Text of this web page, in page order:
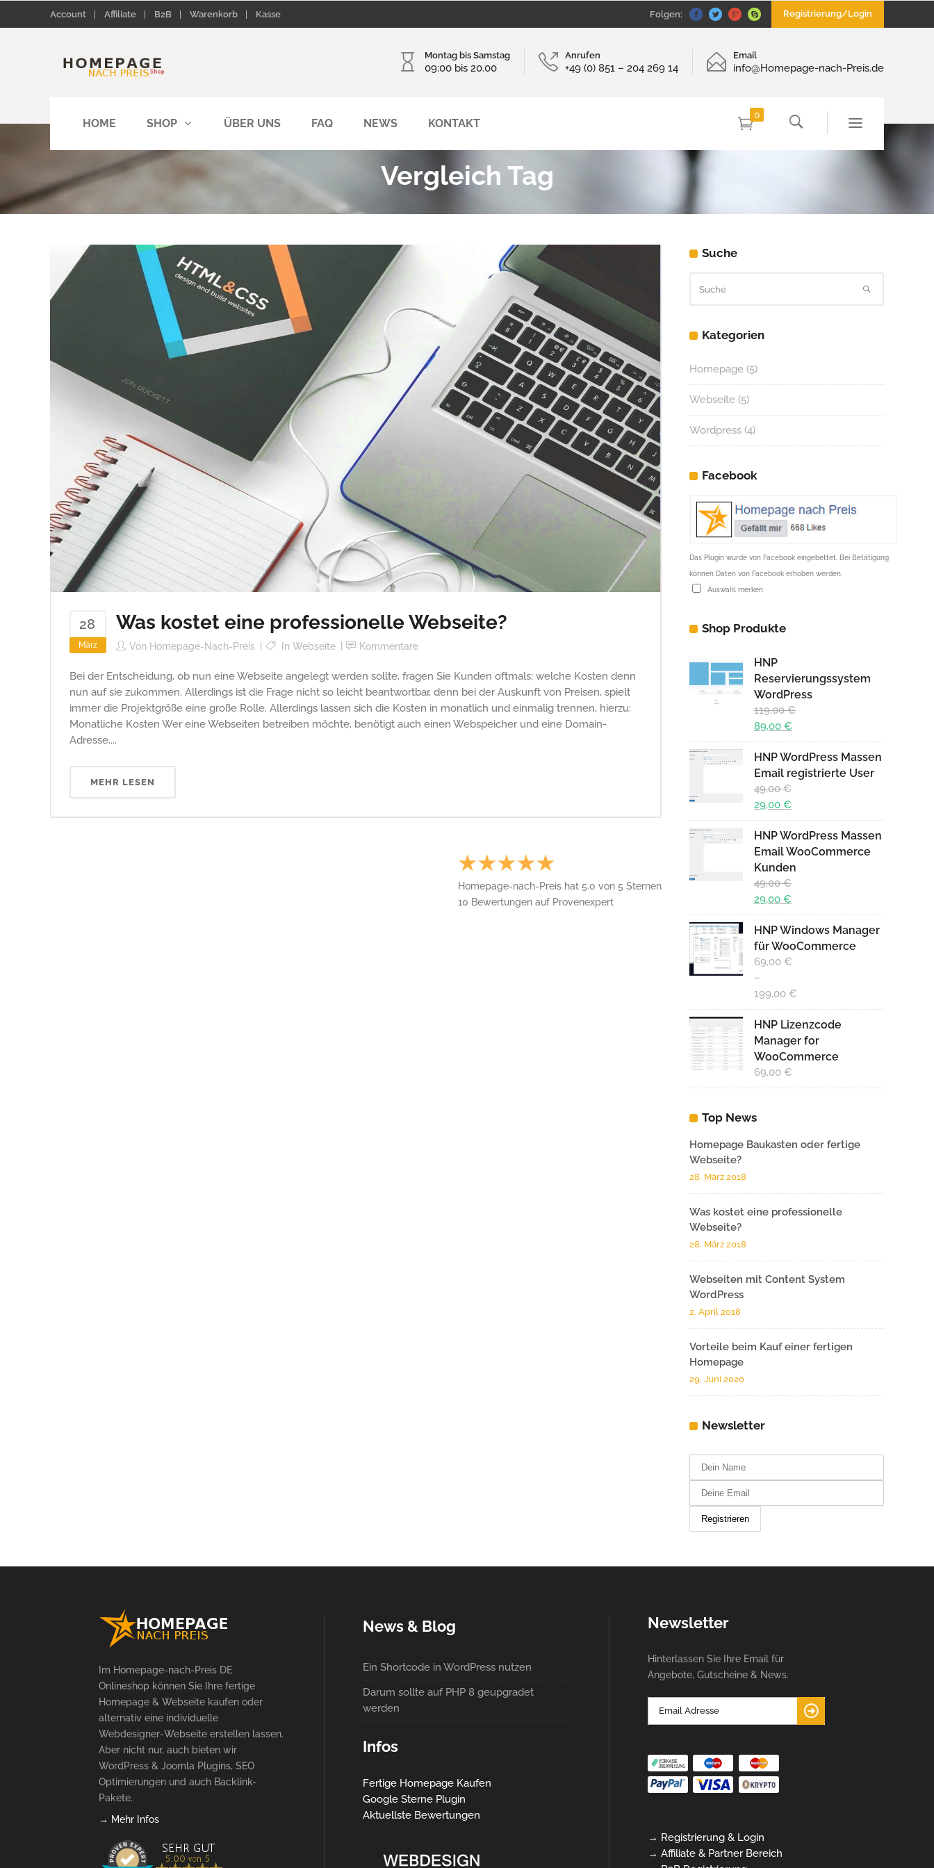
Account Affiliate B2B Warenkorb Kasse Folgen: Registrierung/Login
Montag bis Samstag
09:00 bis 20.00
Anrufen
+49 (0) 851 – 204 269 14
Email
info@Homepage-nach-Preis.de
HOME SHOP ÜBER UNS FAQ NEWS KONTAKT
0
Vergleich Tag
28
März
Was kostet eine professionelle Webseite?
Von Homepage-Nach-Preis In Webseite Kommentare
Bei der Entscheidung, ob nun eine Webseite angelegt werden sollte, fragen Sie Kunden oftmals; welche Kosten denn
nun auf sie zukommen. Allerdings ist die Frage nicht so leicht beantwortbar, denn bei der Auskunft von Preisen, spielt
immer die Projektgröße eine große Rolle. Allerdings lassen sich die Kosten in monatlich und einmalig trennen, hierzu:
Monatliche Kosten Wer eine Webseiten betreiben möchte, benötigt auch einen Webspeicher und eine Domain-
Adresse....
MEHR LESEN
Homepage-nach-Preis hat 5.0 von 5 Sternen
10 Bewertungen auf Provenexpert
Suche
Kategorien
Homepage (5)
Webseite (5)
Wordpress (4)
Facebook
Das Plugin wurde von Facebook eingebettet. Bei Betätigung
können Daten von Facebook erhoben werden.
Auswahl merken
Shop Produkte
HNP
Reservierungssystem
WordPress
119,00€
Ursprünglicher
Preis
war:
119,00 €
89,00 €
Aktueller
Preis
ist:
89,00 €.
HNP WordPress Massen
Email registrierte User
49,00€
Ursprünglicher
Preis
war:
49,00 €
29,00 €
Aktueller
Preis
ist:
29,00 €.
HNP WordPress Massen
Email WooCommerce
Kunden
49,00€
Ursprünglicher
Preis
war:
49,00 €
29,00 €
Aktueller
Preis
ist:
29,00 €.
HNP Windows Manager
für WooCommerce
69,00 €
–
199,00 €
HNP Lizenzcode
Manager for
WooCommerce
69,00 €
Top News
Homepage Baukasten oder fertige
Webseite?
28. März 2018
Was kostet eine professionelle
Webseite?
28. März 2018
Webseiten mit Content System
WordPress
2. April 2018
Vorteile beim Kauf einer fertigen
Homepage
29. Juni 2020
Newsletter
Im Homepage-nach-Preis DE
Onlineshop können Sie Ihre fertige
Homepage & Webseite kaufen oder
alternativ eine individuelle
Webdesigner-Webseite erstellen lassen.
Aber nicht nur, auch bieten wir
WordPress & Joomla Plugins, SEO
Optimierungen und auch Backlink-
Pakete.
→ Mehr Infos
News & Blog
Ein Shortcode in WordPress nutzen
Darum sollte auf PHP 8 geupgradet
werden
Infos
Fertige Homepage Kaufen
Google Sterne Plugin
Aktuellste Bewertungen
Newsletter
Hinterlassen Sie Ihre Email für
Angebote, Gutscheine & News.
→ Registrierung & Login
→ Affiliate & Partner Bereich